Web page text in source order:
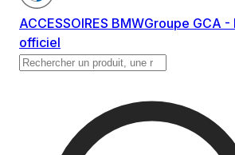
ACCESSOIRES BMWGroupe GCA -
officiel